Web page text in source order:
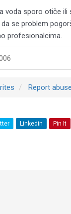
voda sporo otiče ili
da se problem
profesionalcima.
Report abuse
Linkedin Pin It